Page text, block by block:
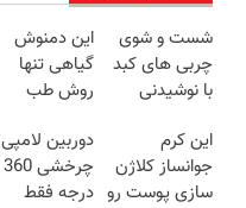
شست و شوی
چربی های کبد
با نوشیدنی
این دمنوش
گیاهی تنها
روش طب
برای درمان
کبدچرب
این کرم
جوانساز کلاژن
سازی پوست رو
دوربین لامپی
چرخشی 360
درجه فقط